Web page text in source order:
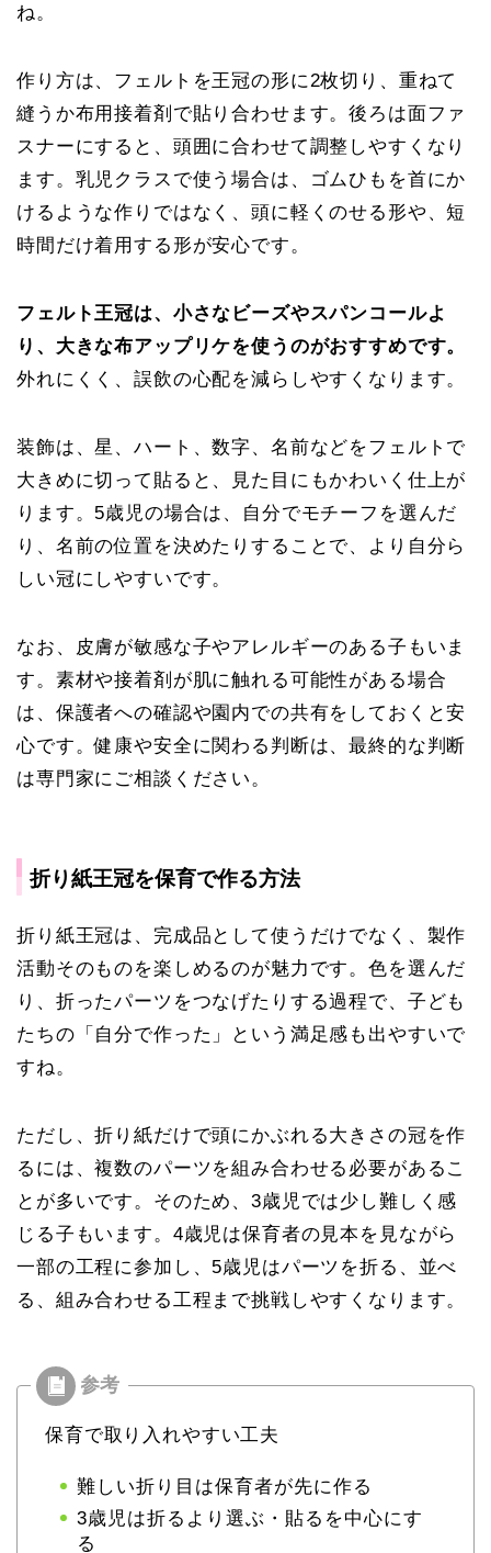
ね。
作り方は、フェルトを王冠の形に2枚切り、重ねて
縫うか布用接着剤で貼り合わせます。後ろは面ファ
スナーにすると、頭囲に合わせて調整しやすくなり
ます。乳児クラスで使う場合は、ゴムひもを首にか
けるような作りではなく、頭に軽くのせる形や、短
時間だけ着用する形が安心です。
フェルト王冠は、小さなビーズやスパンコールよ
り、大きな布アップリケを使うのがおすすめです。
外れにくく、誤飲の心配を減らしやすくなります。
装飾は、星、ハート、数字、名前などをフェルトで
大きめに切って貼ると、見た目にもかわいく仕上が
ります。5歳児の場合は、自分でモチーフを選んだ
り、名前の位置を決めたりすることで、より自分ら
しい冠にしやすいです。
なお、皮膚が敏感な子やアレルギーのある子もいま
す。素材や接着剤が肌に触れる可能性がある場合
は、保護者への確認や園内での共有をしておくと安
心です。健康や安全に関わる判断は、最終的な判断
は専門家にご相談ください。
折り紙王冠を保育で作る方法
折り紙王冠は、完成品として使うだけでなく、製作
活動そのものを楽しめるのが魅力です。色を選んだ
り、折ったパーツをつなげたりする過程で、子ども
たちの「自分で作った」という満足感も出やすいで
すね。
ただし、折り紙だけで頭にかぶれる大きさの冠を作
るには、複数のパーツを組み合わせる必要があるこ
とが多いです。そのため、3歳児では少し難しく感
じる子もいます。4歳児は保育者の見本を見ながら
一部の工程に参加し、5歳児はパーツを折る、並べ
る、組み合わせる工程まで挑戦しやすくなります。
保育で取り入れやすい工夫
難しい折り目は保育者が先に作る
3歳児は折るより選ぶ・貼るを中心にす
る